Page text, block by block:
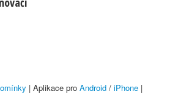
| Aplikace pro Android / iPhone |